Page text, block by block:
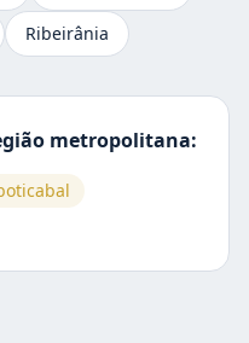
Ribeirânia
metropolitana: